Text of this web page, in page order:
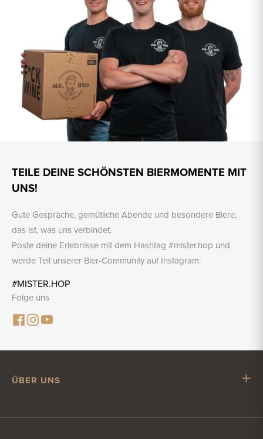
TEILE DEINE SCHÖNSTEN BIERMOMENTE MIT
UNS!
Gute Gespräche, gemütliche Abende und besondere Biere,
das ist, was uns verbindet.
Poste deine Erlebnisse mit dem Hashtag #mister.hop und
werde Teil unserer Bier-Community auf Instagram.
#MISTER.HOP
Folge uns
ÜBER UNS